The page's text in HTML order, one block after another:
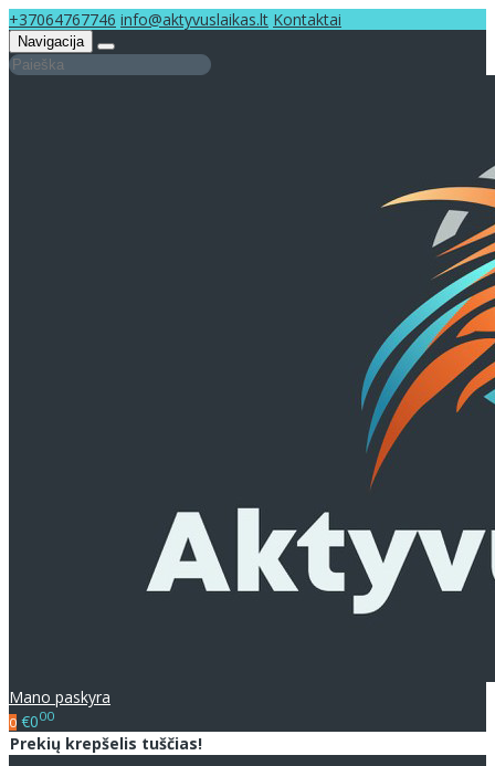
+37064767746 info@aktyvuslaikas.lt Kontaktai
Navigacija
Mano paskyra
0 €000
Prekių krepšelis tuščias!